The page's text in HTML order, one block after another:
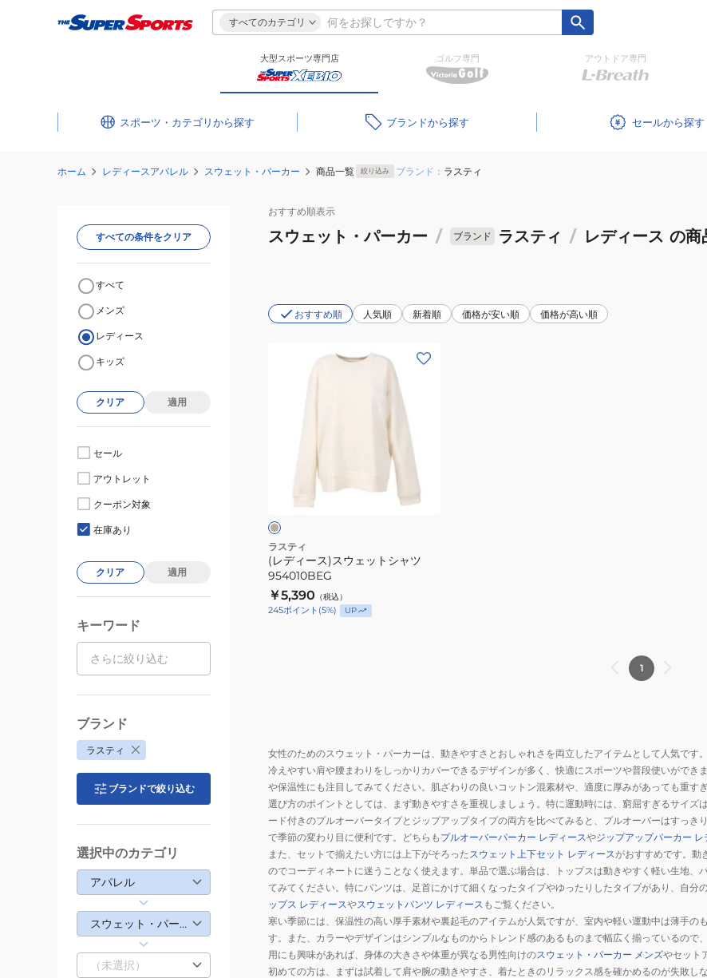
すべてのカテゴリ
大型スポーツ専門店 ゴルフ専門 アウトドア専門
スポーツ・カテゴリ ブランド セール
ホーム レディースアパレル スウェット・パーカー 商品一覧 絞り込み ブランド： ラスティ
おすすめ順表示
スウェット・パーカー / ブランド ラスティ / レディース の商
おすすめ順 人気順 新着順 価格が安い順 価格が高い順
ト
シ
ャ
ツ
954010BEG
ラスティ
(レディース)スウェットシャツ
954010BEG
￥5,390 （税込）
245ポイント (5%) UP
1
女性のためのスウェット・パーカーは、動きやすさとおしゃれさを両立したアイテムとして人気です
冷えやすい肩や腰まわりをしっかりカバーできるデザインが多く、快適にスポーツや普段使いがで
や保温性にも注目してみてください。肌ざわりの良いコットン混素材や、適度に厚みがあっても重す
選び方のポイントとしては、まず動きやすさを重視しましょう。特に運動時には、窮屈すぎるサイ
ード付きのプルオーバータイプとジップアップタイプの両方を比べてみると、プルオーバーはすっ
で季節の変わり目に便利です。どちらも プルオーバーパーカー レディースやジップアップパーカー レ
また、セットで揃えたい方には上下がそろった スウェット上下セット レディースがおすすめです。動
のでコーディネートに迷うことなく使えます。単品で選ぶ場合は、トップスは動きやすく軽い生地
てみてください。特にパンツは、足首にかけて細くなったタイプやゆったりしたタイプがあり、自分
ップス レディースやスウェットパンツ レディース もご覧ください。
寒い季節には、保温性の高い厚手素材や裏起毛のアイテムが人気ですが、室内や軽い運動中は薄手
す。また、カラーやデザインはシンプルなものからトレンド感のあるものまで幅広く揃っているの
用にも興味があれば、身体の大きさや体重が異なる男性向けのスウェット・パーカー メンズやセット
初めての方は、まずは試着して肩や腕の動きやすさ、着たときのリラックス感を確かめるのが失敗
すべての条件をクリア
すべて
メンズ
レディース
キッズ
クリア 適用
セール
アウトレット
クーポン対象
在庫あり
クリア 適用
キーワード
ブランド
ラスティ
ブランドで絞り込む
選択中のカテゴリ
アパレル
スウェット・パーカー
（未選択）